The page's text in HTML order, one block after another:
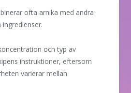
ofta arnika med andra
och typ av
instruktioner, eftersom
varierar mellan